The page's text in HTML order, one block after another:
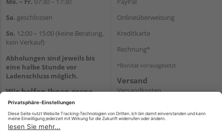
Sa. geschlossen
So. 12:00 – 15:00 (keine Beratung,
kein Verkauf)
Abholungen sind jeweils bis
eine halbe Stunde vor
Ladenschluss möglich.
Wir helfen Ihnen gerne
weiter
Tel.:+49 2151 8787-70
E-Mail:onlineshop@holz-
roeren.de
Onlineüberweisung
Kreditkarte
Rechnung*
*Bonität vorausgesetzt
Versand
Versandkosten